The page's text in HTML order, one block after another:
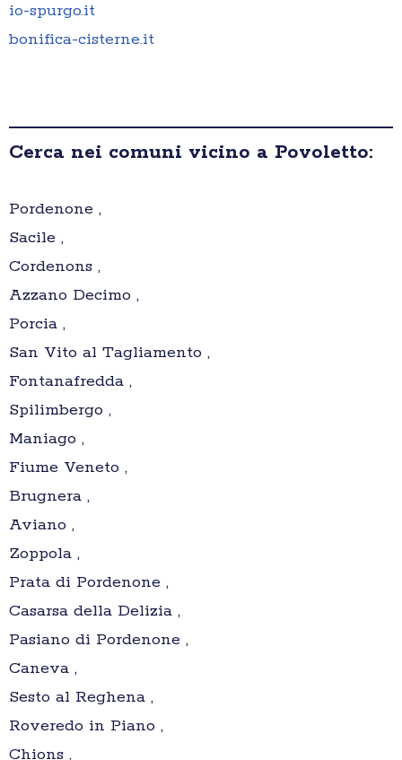
io-spurgo.it
bonifica-cisterne.it
Cerca nei comuni vicino a Povoletto:
Pordenone ,
Sacile ,
Cordenons ,
Azzano Decimo ,
Porcia ,
San Vito al Tagliamento ,
Fontanafredda ,
Spilimbergo ,
Maniago ,
Fiume Veneto ,
Brugnera ,
Aviano ,
Zoppola ,
Prata di Pordenone ,
Casarsa della Delizia ,
Pasiano di Pordenone ,
Caneva ,
Sesto al Reghena ,
Roveredo in Piano ,
Chions ,